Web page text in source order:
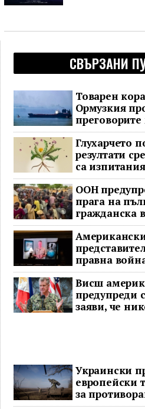
СВЪРЗАНИ
Товарен
Ормузкия
останаха в
Глухарчето
резултати
са
ООН
прага на
гражданска
правна
Висш
предупреди
заяви, че
Украински
европейски
за